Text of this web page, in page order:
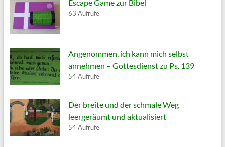
Escape Game zur Bibel
63 Aufrufe
Angenommen, ich kann mich selbst
annehmen – Gottesdienst zu Ps. 139
54 Aufrufe
Der breite und der schmale Weg
leergeräumt und aktualisiert
54 Aufrufe